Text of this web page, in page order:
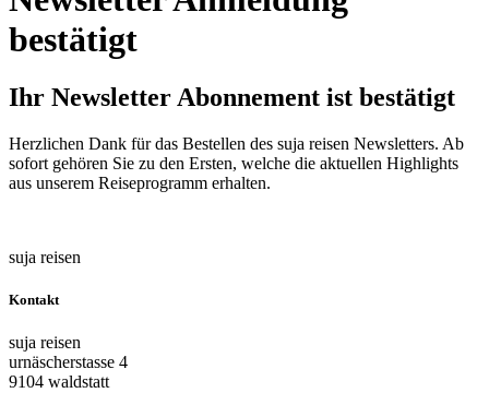
bestätigt
Ihr Newsletter Abonnement ist bestätigt
Herzlichen Dank für das Bestellen des suja reisen Newsletters. Ab
sofort gehören Sie zu den Ersten, welche die aktuellen Highlights
aus unserem Reiseprogramm erhalten.
suja reisen
Kontakt
suja reisen
urnäscherstasse 4
9104 waldstatt